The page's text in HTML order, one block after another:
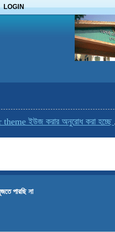
LOGIN
ইউজ করার অনুরোধ করা হচ্ছে
পারছি না